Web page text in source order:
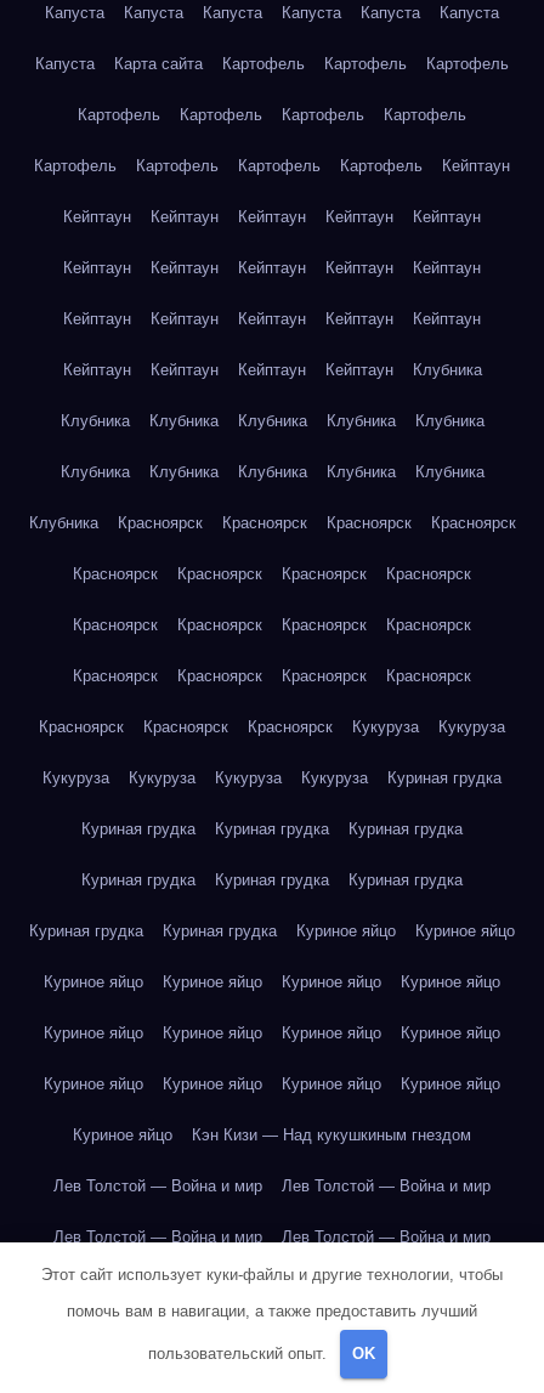
Капуста Капуста Капуста Капуста Капуста Капуста
Капуста Карта сайта Картофель Картофель Картофель
Картофель Картофель Картофель Картофель
Картофель Картофель Картофель Картофель Кейптаун
Кейптаун Кейптаун Кейптаун Кейптаун Кейптаун
Кейптаун Кейптаун Кейптаун Кейптаун Кейптаун
Кейптаун Кейптаун Кейптаун Кейптаун Кейптаун
Кейптаун Кейптаун Кейптаун Кейптаун Клубника
Клубника Клубника Клубника Клубника Клубника
Клубника Клубника Клубника Клубника Клубника
Клубника Красноярск Красноярск Красноярск Красноярск
Красноярск Красноярск Красноярск Красноярск
Красноярск Красноярск Красноярск Красноярск
Красноярск Красноярск Красноярск Красноярск
Красноярск Красноярск Красноярск Кукуруза Кукуруза
Кукуруза Кукуруза Кукуруза Кукуруза Куриная грудка
Куриная грудка Куриная грудка Куриная грудка
Куриная грудка Куриная грудка Куриная грудка
Куриная грудка Куриная грудка Куриное яйцо Куриное яйцо
Куриное яйцо Куриное яйцо Куриное яйцо Куриное яйцо
Куриное яйцо Куриное яйцо Куриное яйцо Куриное яйцо
Куриное яйцо Куриное яйцо Куриное яйцо Куриное яйцо
Куриное яйцо Кэн Кизи — Над кукушкиным гнездом
Лев Толстой — Война и мир Лев Толстой — Война и мир
Лев Толстой — Война и мир Лев Толстой — Война и мир
Лев Толстой — Война и мир Лев Толстой — Война и мир
Лев Толстой — Война и мир
Этот сайт использует куки-файлы и другие технологии, чтобы
помочь вам в навигации, а также предоставить лучший
пользовательский опыт. OK